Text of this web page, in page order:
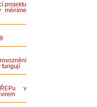
projektu
měníme
fungují
v